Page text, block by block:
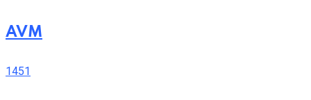
AVM
1451